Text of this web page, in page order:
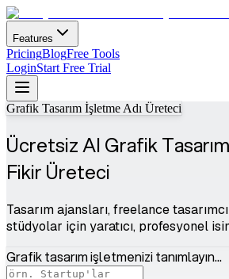
Features
PricingBlogFree Tools
LoginStart Free Trial
Grafik Tasarım İşletme Adı Üreteci
Ücretsiz AI Grafik
Fikir Üreteci
Tasarım ajansları, freelance
stüdyolar için yaratıcı, profesyonel
Grafik tasarım işletmenizi tanımlayın...